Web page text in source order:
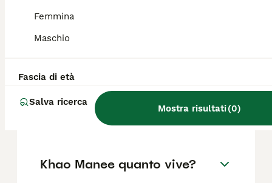
Femmina
Maschio
Fascia di età
Salva ricerca
Mostra risultati(0)
Quanto costa un gatto Khao
Il Khao Manee è spesso
Khao Manee quanto vive?